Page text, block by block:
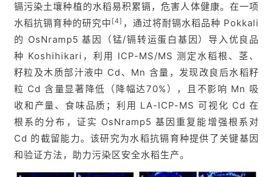
镉污染土壤种植的水稻易积累镉，危害人体健康。在一项
水稻抗镉育种的研究中 [4] ，通过将耐镉水稻品种 Pokkali
的 OsNramp5 基因（锰/镉转运蛋白基因）导入优良品
种 Koshihikari，利用 ICP-MS/MS 测定水稻根、茎、
籽粒及木质部汁液中 Cd、Mn 含量，发现改良后水稻籽
粒 Cd 含量显著降低（降幅达70%），且不影响 Mn 吸
收和产量、食味品质；利用 LA-ICP-MS 可视化 Cd 在
根系的分布，证实 OsNramp5 基因重复能增强根系对
Cd 的截留能力。该研究为水稻抗镉育种提供了关键基因
和验证方法，助力污染区安全水稻生产。